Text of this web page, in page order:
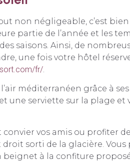
non négligeable, c’est
partie de l’année et les
saisons. Ainsi, de
une fois votre hôtel
fr/.
méditerranéen grâce à
une serviette sur la plage et
vos amis ou profiter
sorti de la glacière. Vous
à la confiture